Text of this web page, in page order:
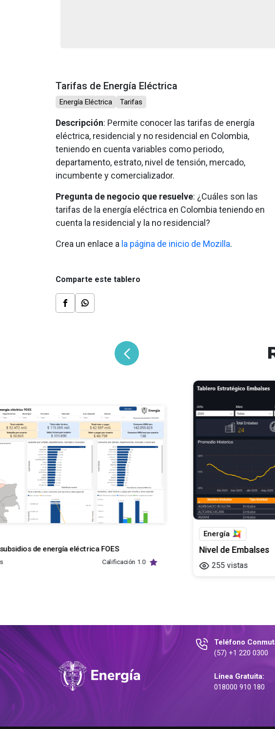
Tarifas de Energía Eléctrica
Energía Eléctrica Tarifas
Descripción: Permite conocer las tarifas de energía
eléctrica, residencial y no residencial en Colombia,
teniendo en cuenta variables como periodo,
departamento, estrato, nivel de tensión, mercado,
incumbente y comercializador.
Pregunta de negocio que resuelve: ¿Cuáles son las
tarifas de la energía eléctrica en Colombia teniendo en
cuenta la residencial y la no residencial?
Crea un enlace a la página de inicio de Mozilla.
Comparte este tablero
de energía eléctrica FOES
Calificación 1.0
Energía
Nivel de Embalses
255 vistas
Teléfono
(57) +1 220 0300
Línea Gratuita:
018000 910 180